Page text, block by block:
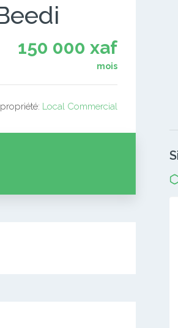
150 000 xaf
mois
Local Commercial